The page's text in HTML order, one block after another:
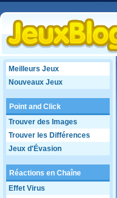
Meilleurs Jeux
Nouveaux Jeux
Point and Click
Trouver des Images
Trouver les Différences
Jeux d'Évasion
Réactions en Chaîne
Effet Virus